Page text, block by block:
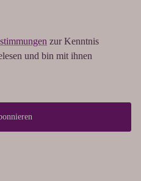
zur Kenntnis
und bin mit ihnen